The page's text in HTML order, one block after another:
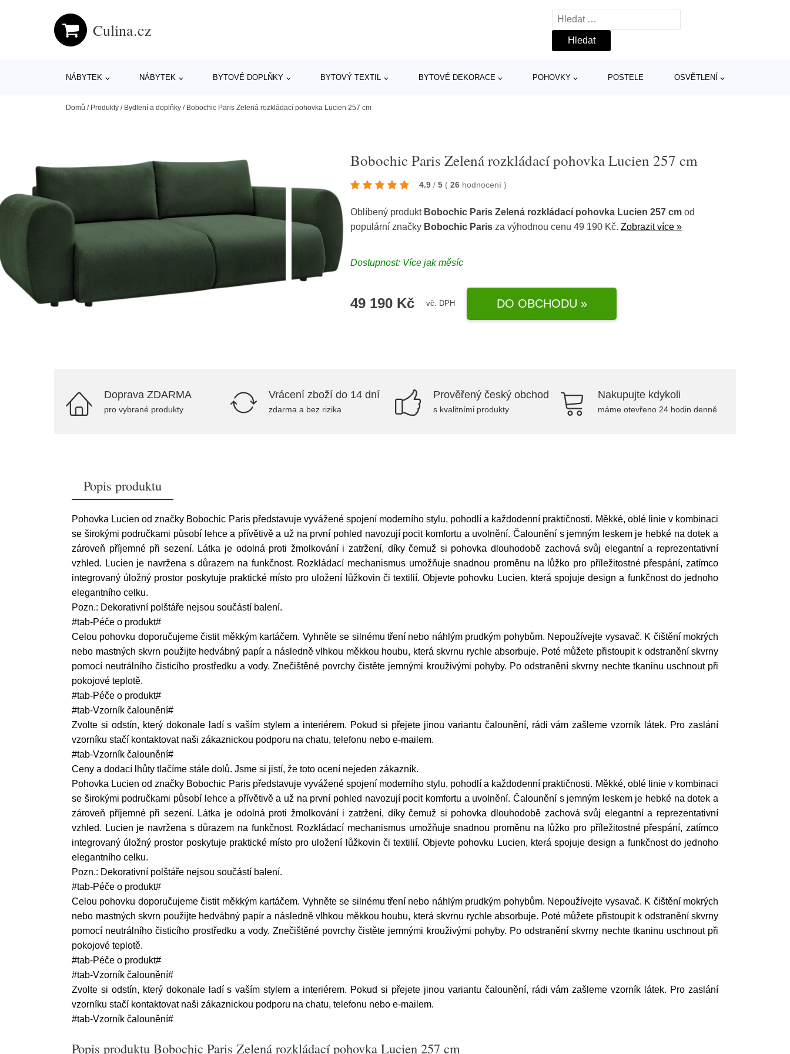
Culina.cz
Vyhledávání
NÁBYTEK NÁBYTEK BYTOVÉ DOPLŇKY BYTOVÝ TEXTIL BYTOVÉ DEKORACE POHOVKY POSTELE OSVĚTLENÍ
Domů / Produkty / Bydlení a doplňky / Bobochic Paris Zelená rozkládací pohovka Lucien 257 cm
Bobochic Paris Zelená rozkládací pohovka Lucien 257 cm
4.9 / 5 ( 26 hodnocení)
Oblíbený produkt Bobochic Paris Zelená rozkládací pohovka Lucien 257 cm od
populární značky Bobochic Paris za výhodnou cenu 49 190 Kč.Zobrazit více »
Dostupnost: Více jak měsíc
49 190 Kč vč. DPH DO OBCHODU »
Doprava ZDARMA
pro vybrané produkty
Vrácení zboží do 14 dní
zdarma a bez rizika
Prověřený český obchod
s kvalitními produkty
Nakupujte kdykoli
máme otevřeno 24 hodin denně
Popis produktu
Pohovka Lucien od značky Bobochic Paris představuje vyvážené spojení moderního stylu, pohodlí a každodenní praktičnosti. Měkké, oblé linie v kombinaci
se širokými područkami působí lehce a přívětivě a už na první pohled navozují pocit komfortu a uvolnění. Čalounění s jemným leskem je hebké na dotek a
zároveň příjemné při sezení. Látka je odolná proti žmolkování i zatržení, díky čemuž si pohovka dlouhodobě zachová svůj elegantní a reprezentativní
vzhled. Lucien je navržena s důrazem na funkčnost. Rozkládací mechanismus umožňuje snadnou proměnu na lůžko pro příležitostné přespání, zatímco
integrovaný úložný prostor poskytuje praktické místo pro uložení lůžkovin či textilií. Objevte pohovku Lucien, která spojuje design a funkčnost do jednoho
elegantního celku.
Pozn.: Dekorativní polštáře nejsou součástí balení.
#tab-Péče o produkt#
Celou pohovku doporučujeme čistit měkkým kartáčem. Vyhněte se silnému tření nebo náhlým prudkým pohybům. Nepoužívejte vysavač. K čištění mokrých
nebo mastných skvrn použijte hedvábný papír a následně vlhkou měkkou houbu, která skvrnu rychle absorbuje. Poté můžete přistoupit k odstranění skvrny
pomocí neutrálního čisticího prostředku a vody. Znečištěné povrchy čistěte jemnými krouživými pohyby. Po odstranění skvrny nechte tkaninu uschnout při
pokojové teplotě.
#tab-Péče o produkt#
#tab-Vzorník čalounění#
Zvolte si odstín, který dokonale ladí s vaším stylem a interiérem. Pokud si přejete jinou variantu čalounění, rádi vám zašleme vzorník látek. Pro zaslání
vzorníku stačí kontaktovat naši zákaznickou podporu na chatu, telefonu nebo e-mailem.
#tab-Vzorník čalounění#
Ceny a dodací lhůty tlačíme stále dolů. Jsme si jistí, že toto ocení nejeden zákazník.
Pohovka Lucien od značky Bobochic Paris představuje vyvážené spojení moderního stylu, pohodlí a každodenní praktičnosti. Měkké, oblé linie v kombinaci
se širokými područkami působí lehce a přívětivě a už na první pohled navozují pocit komfortu a uvolnění. Čalounění s jemným leskem je hebké na dotek a
zároveň příjemné při sezení. Látka je odolná proti žmolkování i zatržení, díky čemuž si pohovka dlouhodobě zachová svůj elegantní a reprezentativní
vzhled. Lucien je navržena s důrazem na funkčnost. Rozkládací mechanismus umožňuje snadnou proměnu na lůžko pro příležitostné přespání, zatímco
integrovaný úložný prostor poskytuje praktické místo pro uložení lůžkovin či textilií. Objevte pohovku Lucien, která spojuje design a funkčnost do jednoho
elegantního celku.
Pozn.: Dekorativní polštáře nejsou součástí balení.
#tab-Péče o produkt#
Celou pohovku doporučujeme čistit měkkým kartáčem. Vyhněte se silnému tření nebo náhlým prudkým pohybům. Nepoužívejte vysavač. K čištění mokrých
nebo mastných skvrn použijte hedvábný papír a následně vlhkou měkkou houbu, která skvrnu rychle absorbuje. Poté můžete přistoupit k odstranění skvrny
pomocí neutrálního čisticího prostředku a vody. Znečištěné povrchy čistěte jemnými krouživými pohyby. Po odstranění skvrny nechte tkaninu uschnout při
pokojové teplotě.
#tab-Péče o produkt#
#tab-Vzorník čalounění#
Zvolte si odstín, který dokonale ladí s vaším stylem a interiérem. Pokud si přejete jinou variantu čalounění, rádi vám zašleme vzorník látek. Pro zaslání
vzorníku stačí kontaktovat naši zákaznickou podporu na chatu, telefonu nebo e-mailem.
#tab-Vzorník čalounění#
Popis produktu Bobochic Paris Zelená rozkládací pohovka Lucien 257 cm